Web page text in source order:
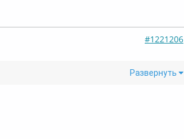
#1221206
Развернуть